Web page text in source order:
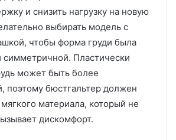
и снизить нагрузку на новую
выбирать модель с
чтобы форма груди была
симметричной. Пластически
может быть более
поэтому бюстгальтер должен
материала, который не
дискомфорт.